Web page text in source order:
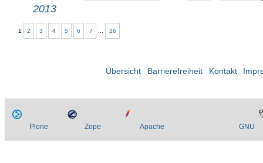
2013
1 2 3 4 5 6 7 26
Übersicht Barrierefreiheit Kontakt
Plone Zope Apache GNU